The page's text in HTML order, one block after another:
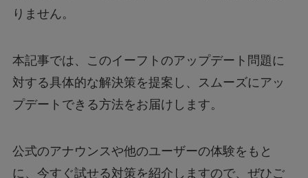
りません。
本記事では、このイーフトのアップデート問題に
対する具体的な解決策を提案し、スムーズにアッ
プデートできる方法をお届けします。
公式のアナウンスや他のユーザーの体験をもと
に、今すぐ試せる対策を紹介しますので、ぜひご